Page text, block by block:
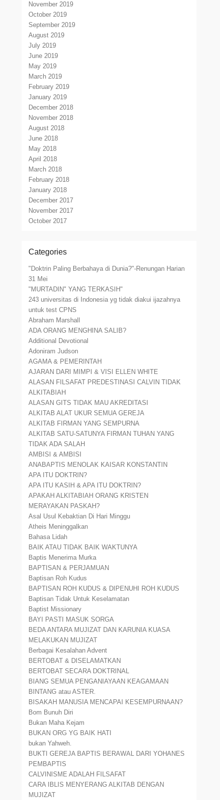
November 2019
October 2019
September 2019
August 2019
July 2019
June 2019
May 2019
March 2019
February 2019
January 2019
December 2018
November 2018
August 2018
June 2018
May 2018
April 2018
March 2018
February 2018
January 2018
December 2017
November 2017
October 2017
Categories
"Doktrin Paling Berbahaya di Dunia?"-Renungan Harian
31 Mei
"MURTADIN" YANG TERKASIH"
243 universitas di Indonesia yg tidak diakui ijazahnya
untuk test CPNS
Abraham Marshall
ADA ORANG MENGHINA SALIB?
Additional Devotional
Adoniram Judson
AGAMA & PEMERINTAH
AJARAN DARI MIMPI & VISI ELLEN WHITE
ALASAN FILSAFAT PREDESTINASI CALVIN TIDAK
ALKITABIAH
ALASAN GITS TIDAK MAU AKREDITASI
ALKITAB ALAT UKUR SEMUA GEREJA
ALKITAB FIRMAN YANG SEMPURNA
ALKITAB SATU-SATUNYA FIRMAN TUHAN YANG
TIDAK ADA SALAH
AMBISI & AMBISI
ANABAPTIS MENOLAK KAISAR KONSTANTIN
APA ITU DOKTRIN?
APA ITU KASIH & APA ITU DOKTRIN?
APAKAH ALKITABIAH ORANG KRISTEN
MERAYAKAN PASKAH?
Asal Usul Kebaktian Di Hari Minggu
Atheis Meninggalkan
Bahasa Lidah
BAIK ATAU TIDAK BAIK WAKTUNYA
Baptis Menerima Murka
BAPTISAN & PERJAMUAN
Baptisan Roh Kudus
BAPTISAN ROH KUDUS & DIPENUHI ROH KUDUS
Baptisan Tidak Untuk Keselamatan
Baptist Missionary
BAYI PASTI MASUK SORGA
BEDA ANTARA MUJIZAT DAN KARUNIA KUASA
MELAKUKAN MUJIZAT
Berbagai Kesalahan Advent
BERTOBAT & DISELAMATKAN
BERTOBAT SECARA DOKTRINAL
BIANG SEMUA PENGANIAYAAN KEAGAMAAN
BINTANG atau ASTER.
BISAKAH MANUSIA MENCAPAI KESEMPURNAAN?
Bom Bunuh Diri
Bukan Maha Kejam
BUKAN ORG YG BAIK HATI
bukan Yahweh.
BUKTI GEREJA BAPTIS BERAWAL DARI YOHANES
PEMBAPTIS
CALVINISME ADALAH FILSAFAT
CARA IBLIS MENYERANG ALKITAB DENGAN
MUJIZAT